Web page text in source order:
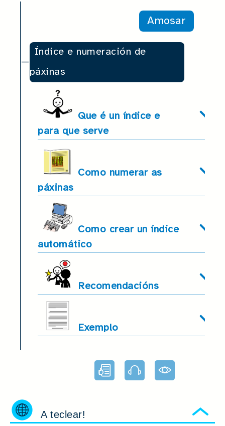
Lectura facilitada
Audio
visual
Amosar
Índice e numeración de
páxinas
Que é un índice e
para que serve
Como numerar as
páxinas
Como crear un índice
automático
Recomendacións
Exemplo
A teclear!